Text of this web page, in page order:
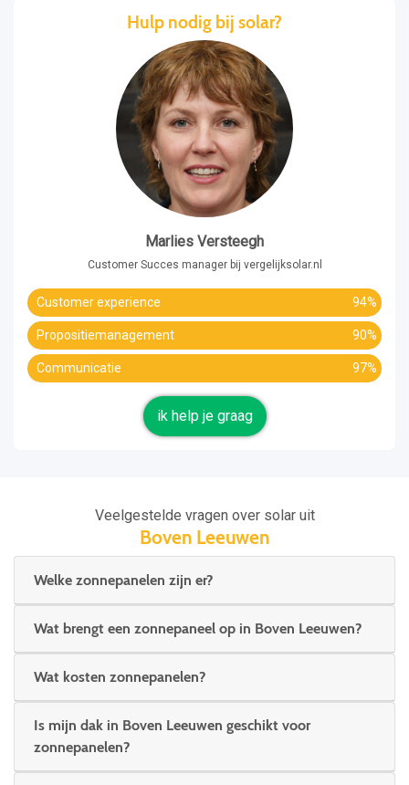
Hulp nodig bij solar?
Marlies Versteegh
Customer Succes manager bij vergelijksolar.nl
Customer experience 94%
Propositiemanagement 90%
Communicatie 97%
ik help je graag
Veelgestelde vragen over solar uit
Boven Leeuwen
Welke zonnepanelen zijn er?
Wat brengt een zonnepaneel op in Boven Leeuwen?
Wat kosten zonnepanelen?
Is mijn dak in Boven Leeuwen geschikt voor
zonnepanelen?